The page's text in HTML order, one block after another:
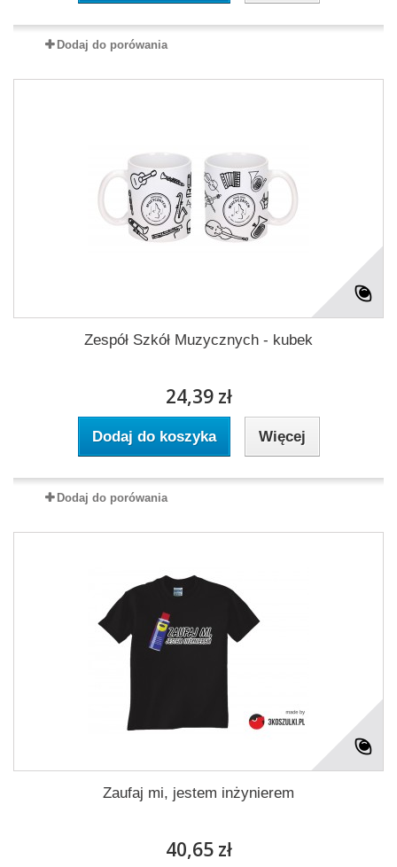
Dodaj do porówania
Zespół Szkół Muzycznych - kubek
24,39 zł
Dodaj do koszyka Więcej
Dodaj do porówania
Zaufaj mi, jestem inżynierem
40,65 zł